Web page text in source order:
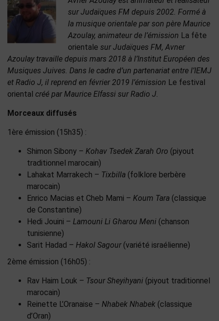
sur Judaïques FM depuis 2002. Formé à
la musique orientale par son père Maurice
Azoulay, animateur de l’émission La fête
orientale sur Judaïques FM, Avner
Azoulay travaille depuis mars 2018 à l’Institut Européen des
Musiques Juives. Dans le cadre d’un partenariat entre l’IEMJ
et Radio J, il reprend en février 2019 l’émission Le festival
oriental créé par Maurice Elfassi sur Radio J.
Morceaux diffusés
1ère émission (15h35) :
Shimon Sibony – Kohav Tsedek Zarah Oro (piyout
traditionnel marocain)
Lahakat Marrakech – Tixbilla (folklore berbère
marocain)
Enrico Macias et Cheb Mami – Koum Tara (classique
de Constantine)
Hedi Jouini – Lamouni Li Gharou Meni (chanson
tunisienne)
Sarit Hadad – Hakol Sagour(variété israélienne)
2ème émission (16h05) :
Rav Haim Louk – Tsour Sheyihyani (piyout traditionnel
marocain)
Reinette L’Oranaise – Nhabek Nhabek (classique
d’Oran)